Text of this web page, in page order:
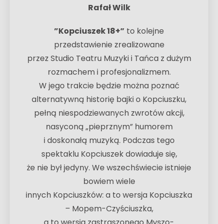
Rafał Wilk
”Kopciuszek 18+” to kolejne
przedstawienie zrealizowane
przez Studio Teatru Muzyki i Tańca z dużym
rozmachem i profesjonalizmem.
W jego trakcie będzie można poznać
alternatywną historię bajki o Kopciuszku,
pełną niespodziewanych zwrotów akcji,
nasyconą „pieprznym” humorem
i doskonałą muzyką. Podczas tego
spektaklu Kopciuszek dowiaduje się,
że nie był jedyny. We wszechświecie istnieje
bowiem wiele
innych Kopciuszków: a to wersja Kopciuszka
– Mopem-Czyściuszka,